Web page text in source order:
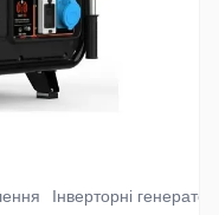
Інверторні